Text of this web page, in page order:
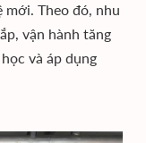
Theo đó, nhu
vận hành tăng
và áp dụng